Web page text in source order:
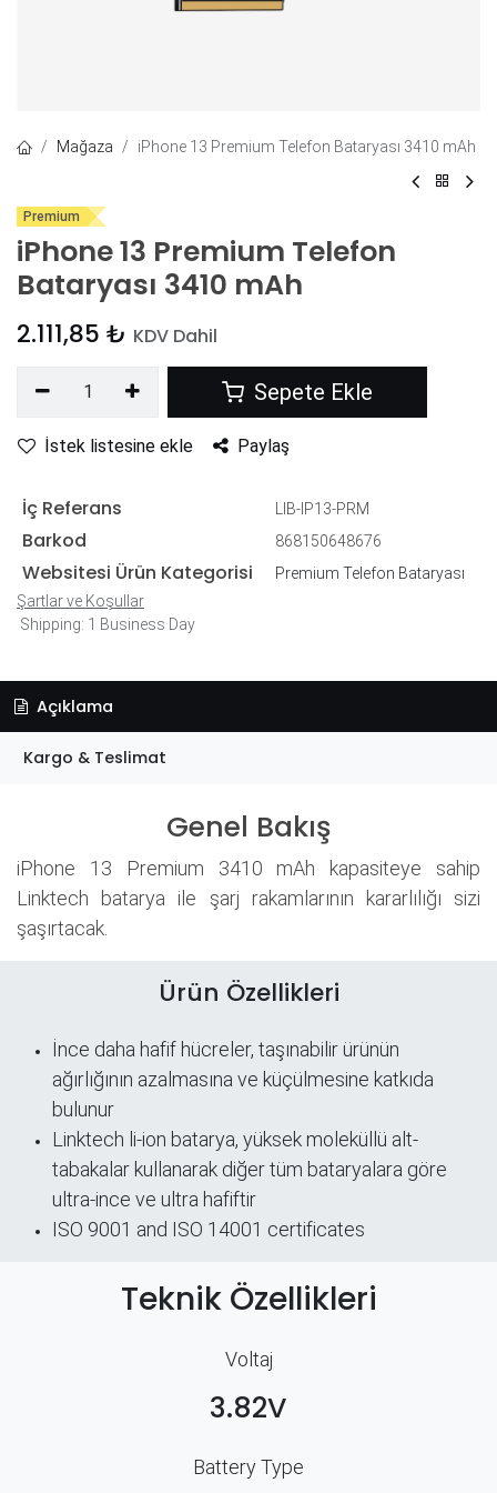
Mağaza iPhone 13 Premium Telefon Bataryası 3410 mAh
Premium
iPhone 13 Premium Telefon
Bataryası 3410 mAh
2.111,85 ₺ KDV Dahil
Sepete Ekle
İstek listesine ekle Paylaş
İç Referans LIB-IP13-PRM
Barkod 868150648676
Websitesi Ürün Kategorisi
Premium Telefon Bataryası
Şartlar ve Koşullar
Shipping: 1 Business Day
Açıklama
Kargo & Teslimat
Genel Bakış
iPhone 13 Premium 3410 mAh kapasiteye sahip
Linktech batarya ile şarj rakamlarının kararlılığı sizi
şaşırtacak.
Ürün Özellikleri
İnce daha hafif hücreler, taşınabilir ürünün
ağırlığının azalmasına ve küçülmesine katkıda
bulunur
Linktech li-ion batarya, yüksek moleküllü alt-
tabakalar kullanarak diğer tüm bataryalara göre
ultra-ince ve ultra hafiftir
ISO 9001 and ISO 14001 certificates
Teknik Özellikleri
Voltaj
3.82V
Battery Type